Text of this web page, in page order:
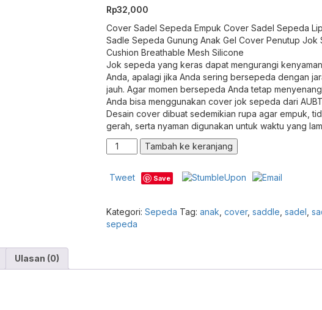
Rp32,000
Cover Sadel Sepeda Empuk Cover Sadel Sepeda
Sadle Sepeda Gunung Anak Gel Cover Penutup Jok
Cushion Breathable Mesh Silicone
Jok sepeda yang keras dapat mengurangi
Anda, apalagi jika Anda sering bersepeda dengan
jauh. Agar momen bersepeda Anda tetap
Anda bisa menggunakan cover jok sepeda dari
Desain cover dibuat sedemikian rupa agar empuk,
gerah, serta nyaman digunakan untuk waktu yang
Kuantitas
AUBTEC
Penutup
Cushion
Breathable
Tambah ke keranjang
Tweet Save
Kategori: Sepeda Tag: anak cover, saddle sadel
sepeda
Ulasan (0)